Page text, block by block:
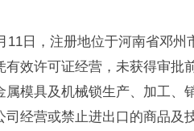
11日，注册地位于河南省邓州
效许可证经营，未获得审批
模具及机械锁生产、加工、
经营或禁止进出口的商品及